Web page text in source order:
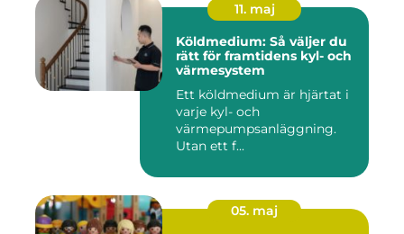
11. maj
Köldmedium: Så väljer du
rätt för framtidens kyl- och
värmesystem
Ett köldmedium är hjärtat i
varje kyl- och
värmepumpsanläggning.
Utan ett f...
05. maj